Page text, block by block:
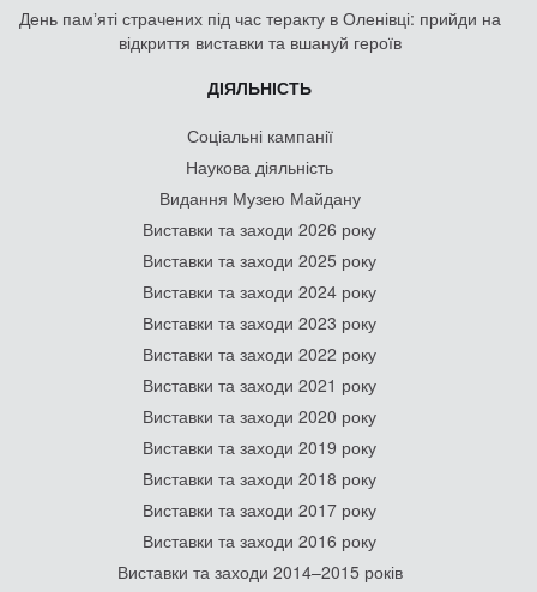
День памʼяті страчених під час теракту в Оленівці: прийди на
відкриття виставки та вшануй героїв
ДІЯЛЬНІСТЬ
Соціальні кампанії
Наукова діяльність
Видання Музею Майдану
Виставки та заходи 2026 року
Виставки та заходи 2025 року
Виставки та заходи 2024 року
Виставки та заходи 2023 року
Виставки та заходи 2022 року
Виставки та заходи 2021 року
Виставки та заходи 2020 року
Виставки та заходи 2019 року
Виставки та заходи 2018 року
Виставки та заходи 2017 року
Виставки та заходи 2016 року
Виставки та заходи 2014–2015 років